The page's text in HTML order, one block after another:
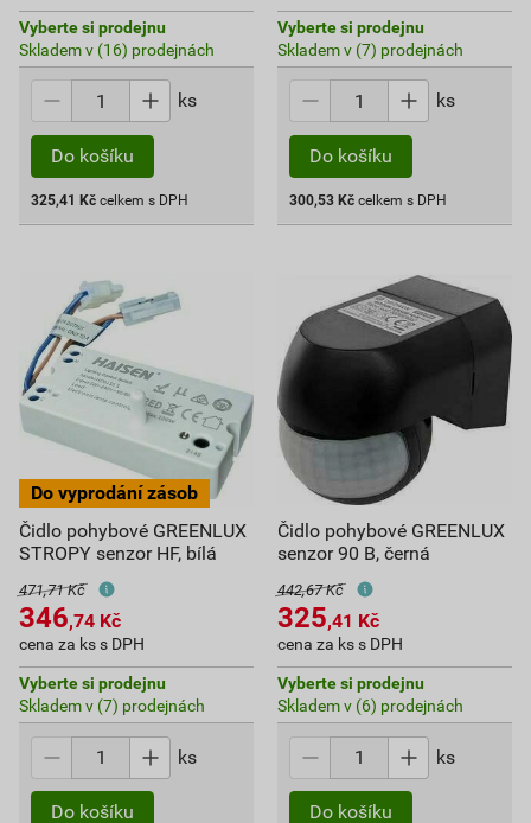
Vyberte si prodejnu
Skladem v (16) prodejnách
ks
Do košíku
325,41 Kč celkem s DPH
Vyberte si prodejnu
Skladem v (7) prodejnách
ks
Do košíku
300,53 Kč celkem s DPH
Čidlo pohybové GREENLUX
STROPY senzor HF, bílá
471,71 Kč
346,74 Kč
cena za ks s DPH
Vyberte si prodejnu
Skladem v (7) prodejnách
ks
Do košíku
Čidlo pohybové GREENLUX
senzor 90 B, černá
442,67 Kč
325,41 Kč
cena za ks s DPH
Vyberte si prodejnu
Skladem v (6) prodejnách
ks
Do košíku